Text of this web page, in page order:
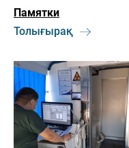
Памятки
Толығырақ